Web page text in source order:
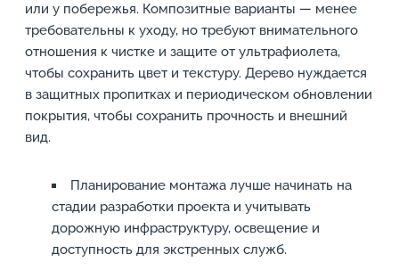
или у побережья. Композитные варианты — менее
требовательны к уходу, но требуют внимательного
отношения к чистке и защите от ультрафиолета,
чтобы сохранить цвет и текстуру. Дерево нуждается
в защитных пропитках и периодическом обновлении
покрытия, чтобы сохранить прочность и внешний
вид.
Планирование монтажа лучше начинать на
стадии разработки проекта и учитывать
дорожную инфраструктуру, освещение и
доступность для экстренных служб.